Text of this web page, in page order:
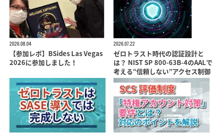
2026.08.04
【参加レポ】BSides Las Vegas
2026に参加しました！
2026.07.22
ゼロトラスト時代の認証設計と
は？ NIST SP 800-63B-4のAALで
考える“信頼しない”アクセス制御